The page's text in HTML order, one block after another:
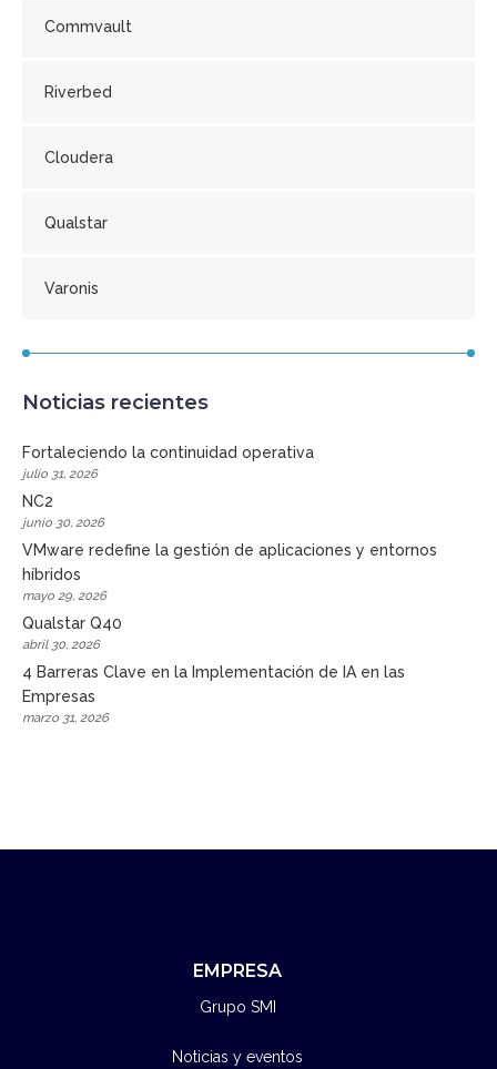
Commvault
Riverbed
Cloudera
Qualstar
Varonis
Noticias recientes
Fortaleciendo la continuidad operativa
julio 31, 2026
NC2
junio 30, 2026
VMware redefine la gestión de aplicaciones y entornos
híbridos
mayo 29, 2026
Qualstar Q40
abril 30, 2026
4 Barreras Clave en la Implementación de IA en las
Empresas
marzo 31, 2026
EMPRESA
Grupo SMI
Noticias y eventos